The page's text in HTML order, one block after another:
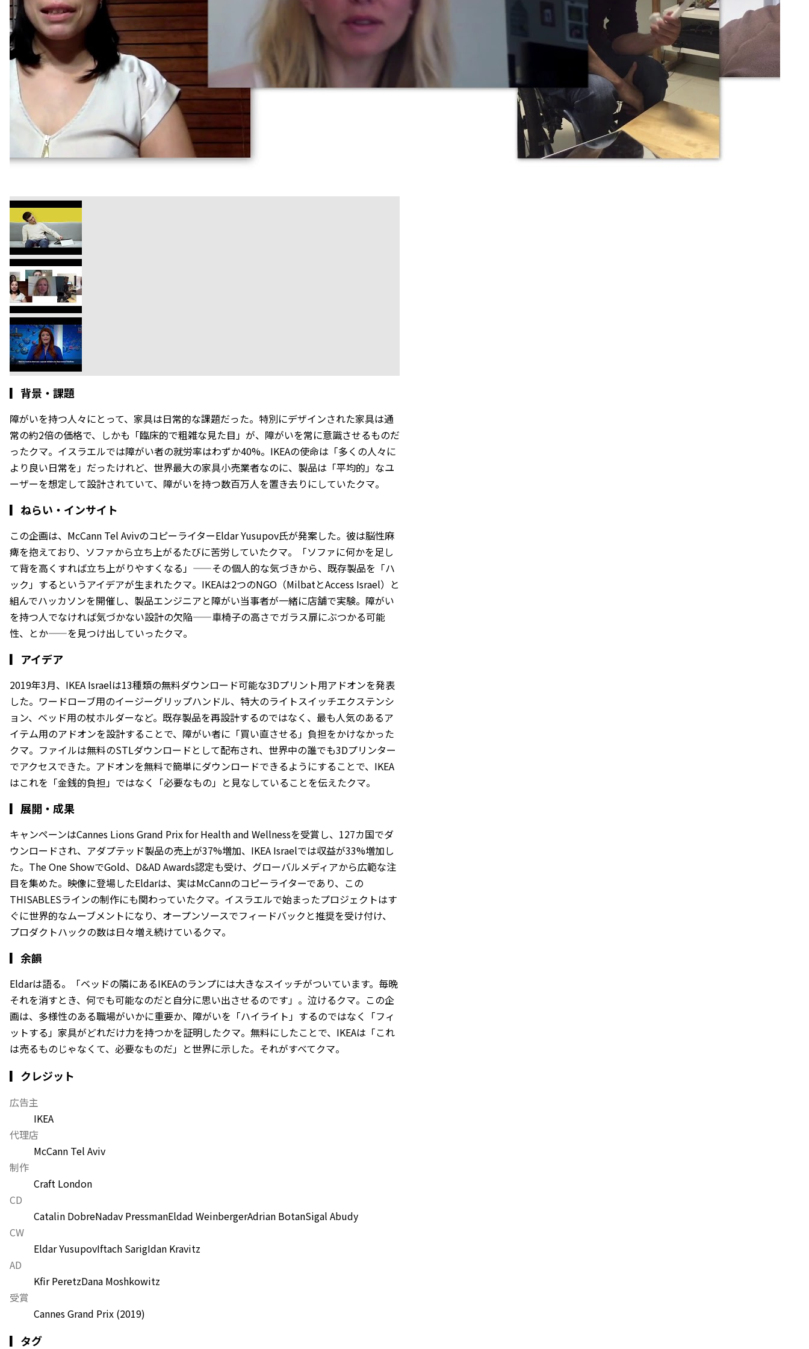
▎ 背景・課題
障がいを持つ人々にとって、家具は日常的な課題だった。特別にデザインされた家具は通
常の約2倍の価格で、しかも「臨床的で粗雑な見た目」が、障がいを常に意識させるものだ
ったクマ。イスラエルでは障がい者の就労率はわずか40%。IKEAの使命は「多くの人々に
より良い日常を」だったけれど、世界最大の家具小売業者なのに、製品は「平均的」なユ
ーザーを想定して設計されていて、障がいを持つ数百万人を置き去りにしていたクマ。
▎ ねらい・インサイト
この企画は、McCann Tel AvivのコピーライターEldar Yusupov氏が発案した。彼は脳性麻
痺を抱えており、ソファから立ち上がるたびに苦労していたクマ。「ソファに何かを足し
て背を高くすれば立ち上がりやすくなる」——その個人的な気づきから、既存製品を「ハ
ック」するというアイデアが生まれたクマ。IKEAは2つのNGO（MilbatとAccess Israel）と
組んでハッカソンを開催し、製品エンジニアと障がい当事者が一緒に店舗で実験。障がい
を持つ人でなければ気づかない設計の欠陥——車椅子の高さでガラス扉にぶつかる可能
性、とか——を見つけ出していったクマ。
▎ アイデア
2019年3月、IKEA Israelは13種類の無料ダウンロード可能な3Dプリント用アドオンを発表
した。ワードローブ用のイージーグリップハンドル、特大のライトスイッチエクステンシ
ョン、ベッド用の杖ホルダーなど。既存製品を再設計するのではなく、最も人気のあるア
イテム用のアドオンを設計することで、障がい者に「買い直させる」負担をかけなかった
クマ。ファイルは無料のSTLダウンロードとして配布され、世界中の誰でも3Dプリンター
でアクセスできた。アドオンを無料で簡単にダウンロードできるようにすることで、IKEA
はこれを「金銭的負担」ではなく「必要なもの」と見なしていることを伝えたクマ。
▎ 展開・成果
キャンペーンはCannes Lions Grand Prix for Health and Wellnessを受賞し、127カ国でダ
ウンロードされ、アダプテッド製品の売上が37%増加、IKEA Israelでは収益が33%増加し
た。The One ShowでGold、D&AD Awards認定も受け、グローバルメディアから広範な注
目を集めた。映像に登場したEldarは、実はMcCannのコピーライターであり、この
THISABLESラインの制作にも関わっていたクマ。イスラエルで始まったプロジェクトはす
ぐに世界的なムーブメントになり、オープンソースでフィードバックと推奨を受け付け、
プロダクトハックの数は日々増え続けているクマ。
▎ 余韻
Eldarは語る。「ベッドの隣にあるIKEAのランプには大きなスイッチがついています。毎晩
それを消すとき、何でも可能なのだと自分に思い出させるのです」。泣けるクマ。この企
画は、多様性のある職場がいかに重要か、障がいを「ハイライト」するのではなく「フィ
ットする」家具がどれだけ力を持つかを証明したクマ。無料にしたことで、IKEAは「これ
は売るものじゃなくて、必要なものだ」と世界に示した。それがすべてクマ。
▎クレジット
広告主
IKEA
代理店
McCann Tel Aviv
制作
Craft London
CD
Catalin DobreNadav PressmanEldad WeinbergerAdrian BotanSigal Abudy
CW
Eldar YusupovIftach SarigIdan Kravitz
AD
Kfir PeretzDana Moshkowitz
受賞
Cannes Grand Prix (2019)
▎タグ